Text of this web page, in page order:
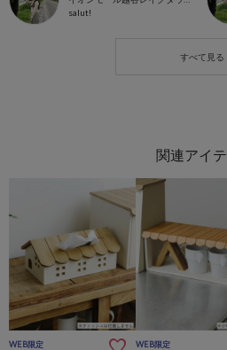
salut!
WEB限定 WEB限定